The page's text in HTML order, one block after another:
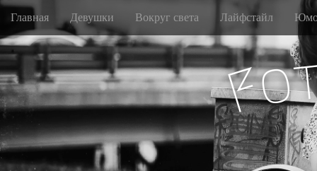
M
i
n
m
e
n
u
S
i
p
t
o
c
o
n
t
e
Главная Девушки Вокруг света Лайфстайл
Fo